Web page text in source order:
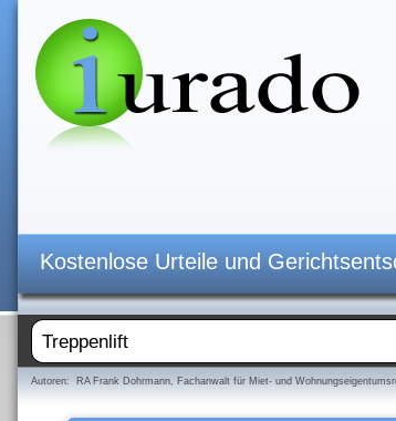
Kostenlose Urteile und
Autoren: RA Frank Dohrmann, Fachanwalt für Miet- und